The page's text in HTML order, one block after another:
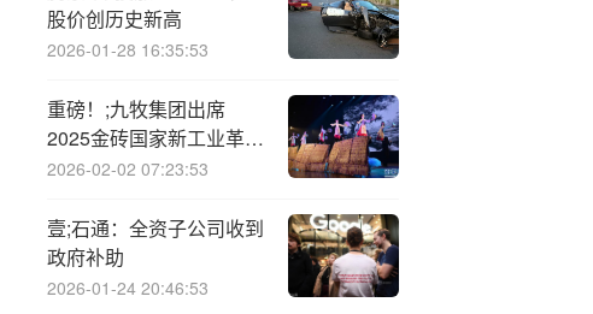
股价创历史新高
2026-01-28 16:35:53
重磅！;九牧集团出席
2025金砖国家新工业革命
伙伴关系论坛
2026-02-02 07:23:53
壹;石通：全资子公司收到
政府补助
2026-01-24 20:46:53